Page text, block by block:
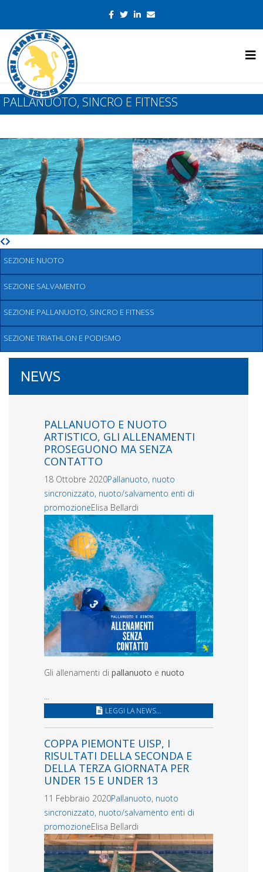
PALLANUOTO, SINCRO E FITNESS
SEZIONE NUOTO
SEZIONE SALVAMENTO
SEZIONE PALLANUOTO, SINCRO E FITNESS
SEZIONE TRIATHLON E PODISMO
NEWS
PALLANUOTO E NUOTO
ARTISTICO, GLI ALLENAMENTI
PROSEGUONO MA SENZA
CONTATTO
18 Ottobre 2020Pallanuoto, nuoto
sincronizzato, nuoto/salvamento enti di
promozioneElisa Bellardi
Gli allenamenti di pallanuoto e nuoto
...
LEGGI LA NEWS...
COPPA PIEMONTE UISP, I
RISULTATI DELLA SECONDA E
DELLA TERZA GIORNATA PER
UNDER 15 E UNDER 13
11 Febbraio 2020Pallanuoto, nuoto
sincronizzato, nuoto/salvamento enti di
promozioneElisa Bellardi